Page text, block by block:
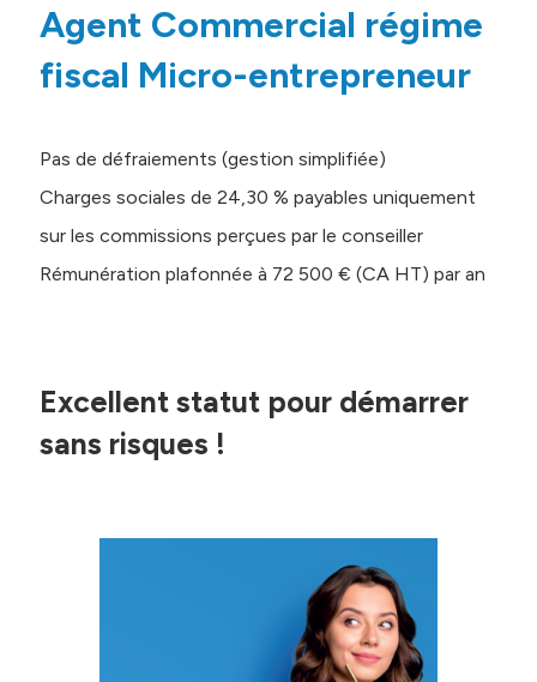
Agent Commercial régime
fiscal Micro-entrepreneur
Pas de défraiements (gestion simplifiée)
Charges sociales de 24,30 % payables uniquement
sur les commissions perçues par le conseiller
Rémunération plafonnée à 72 500 € (CA HT) par an
Excellent statut pour démarrer
sans risques !